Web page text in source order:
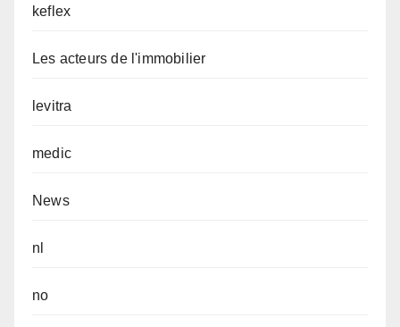
keflex
Les acteurs de l'immobilier
levitra
medic
News
nl
no